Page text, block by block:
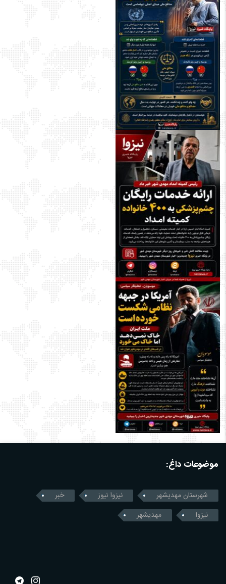
موضوعات داغ:
شهرستان مهدیشهر نیزوا نیوز
خبر
نیزوا
مهدیشهر